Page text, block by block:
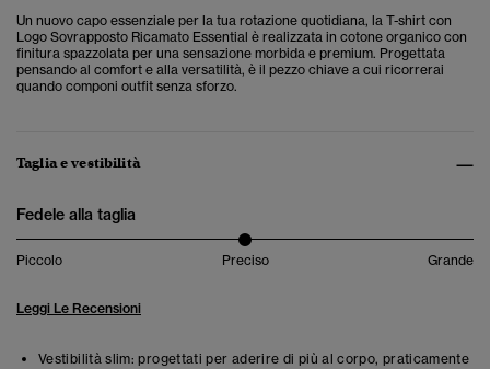
Un nuovo capo essenziale per la tua rotazione quotidiana, la T-shirt con
Logo Sovrapposto Ricamato Essential è realizzata in cotone organico con
finitura spazzolata per una sensazione morbida e premium. Progettata
pensando al comfort e alla versatilità, è il pezzo chiave a cui ricorrerai
quando componi outfit senza sforzo.
Taglia e vestibilità
Fedele alla taglia
Piccolo Preciso Grande
Leggi Le Recensioni
Vestibilità slim: progettati per aderire di più al corpo, praticamente